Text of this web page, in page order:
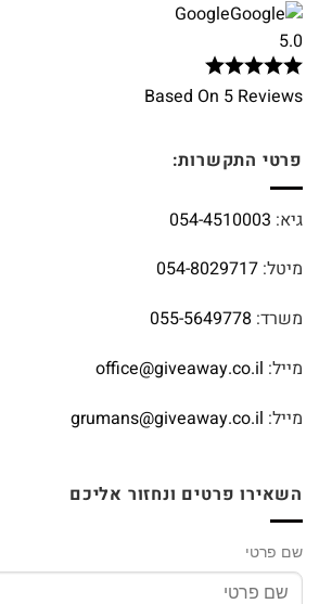
Google
5.0
Based On 5 Reviews
פרטי התקשרות:
גיא: 054-4510003
מיטל: 054-8029717
משרד: 055-5649778
מייל: office@giveaway.co.il
מייל: grumans@giveaway.co.il
השאירו פרטים ונחזור אליכם
שם פרטי